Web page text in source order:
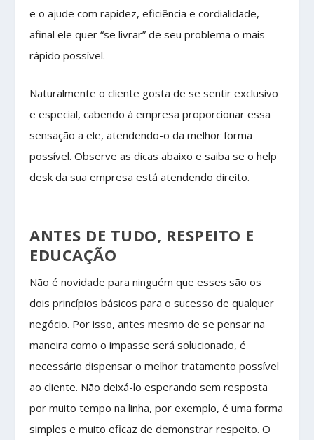
e o ajude com rapidez, eficiência e cordialidade,
afinal ele quer “se livrar” de seu problema o mais
rápido possível.
Naturalmente o cliente gosta de se sentir exclusivo
e especial, cabendo à empresa proporcionar essa
sensação a ele, atendendo-o da melhor forma
possível. Observe as dicas abaixo e saiba se o help
desk da sua empresa está atendendo direito.
ANTES DE TUDO, RESPEITO E
EDUCAÇÃO
Não é novidade para ninguém que esses são os
dois princípios básicos para o sucesso de qualquer
negócio. Por isso, antes mesmo de se pensar na
maneira como o impasse será solucionado, é
necessário dispensar o melhor tratamento possível
ao cliente. Não deixá-lo esperando sem resposta
por muito tempo na linha, por exemplo, é uma forma
simples e muito eficaz de demonstrar respeito. O